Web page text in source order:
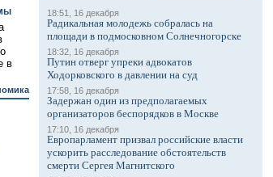
в
18:51, 16 декабря
Радикальная молодежь собралась на
площади в подмосковном Солнечногорске
18:32, 16 декабря
Путин отверг упреки адвокатов
Ходорковского в давлении на суд
17:58, 16 декабря
Задержан один из предполагаемых
организаторов беспорядков в Москве
17:10, 16 декабря
Европарламент призвал российские власти
ускорить расследование обстоятельств
смерти Сергея Магнитского